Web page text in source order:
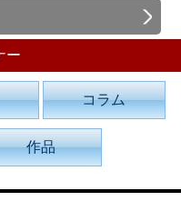
ー
コラム
作品